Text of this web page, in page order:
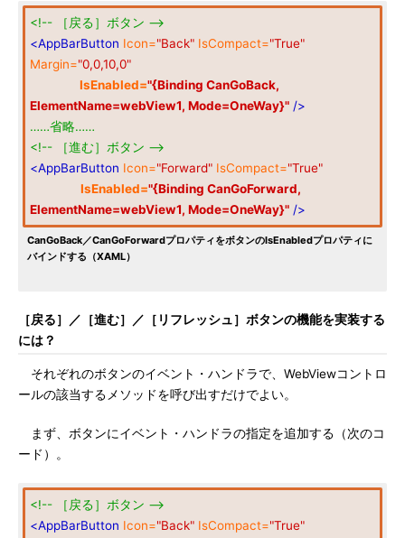
<!-- ［戻る］ボタン -->
<AppBarButton Icon="Back" IsCompact="True"
Margin="0,0,10,0"
IsEnabled="{Binding CanGoBack,
ElementName=webView1, Mode=OneWay}" />
……省略……
<!-- ［進む］ボタン -->
<AppBarButton Icon="Forward" IsCompact="True"
IsEnabled="{Binding CanGoForward,
ElementName=webView1, Mode=OneWay}" />
CanGoBack／CanGoForwardプロパティをボタンのIsEnabledプロパティに
バインドする（XAML）
［戻る］／［進む］／［リフレッシュ］ボタンの機能を実装する
には？
それぞれのボタンのイベント・ハンドラで、WebViewコントロ
ールの該当するメソッドを呼び出すだけでよい。
まず、ボタンにイベント・ハンドラの指定を追加する（次のコ
ード）。
<!-- ［戻る］ボタン -->
<AppBarButton Icon="Back" IsCompact="True"